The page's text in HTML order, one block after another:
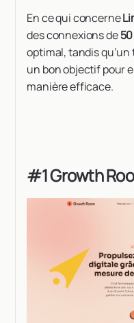
En ce qui concerne
des connexions de
optimal, tandis qu’un
un bon objectif pour
manière efficace.
#1 Growth